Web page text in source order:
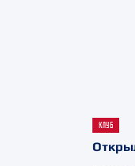
КЛУБ